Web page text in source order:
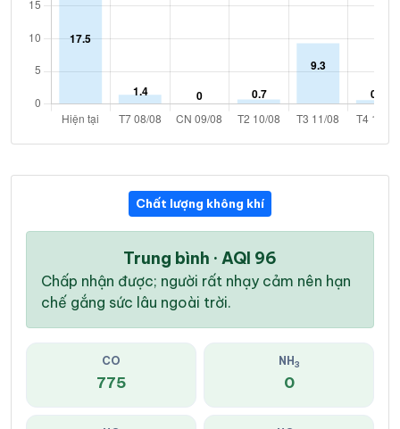
Chất lượng không khí
Trung bình · AQI 96
Chấp nhận được; người rất nhạy cảm nên hạn
chế gắng sức lâu ngoài trời.
CO
775
NH 3
0